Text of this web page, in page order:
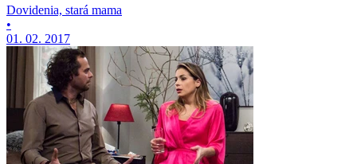
Dovidenia, stará mama
•
01. 02. 2017